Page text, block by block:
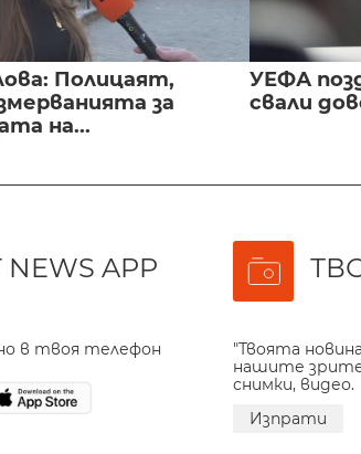
Полицаят,
за
на...
УЕФА
свали
NEWS APP
в твоя телефон
"Твоята
нашите
снимки, видео.
Изпрати